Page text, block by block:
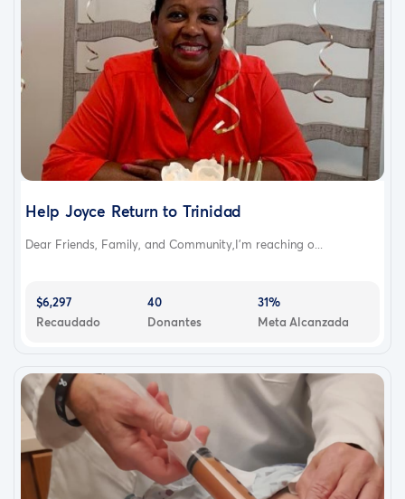
Help Joyce Return to Trinidad
Dear Friends, Family, and Community,I'm reaching o...
$6,297
Recaudado
40
Donantes
31%
Meta Alcanzada